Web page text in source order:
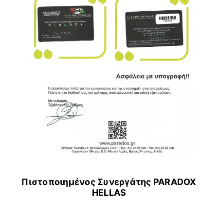
Πιστοποιημένος Συνεργάτης PARADOX
HELLAS